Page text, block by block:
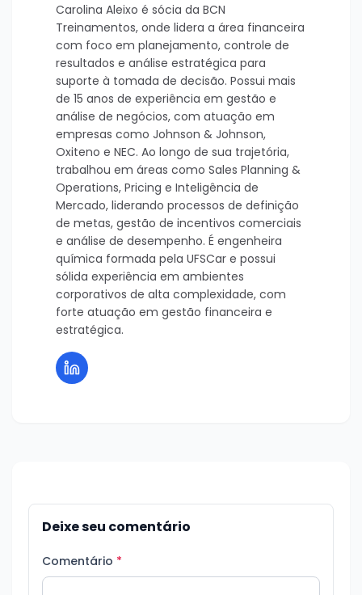
Carolina Aleixo é sócia da BCN
Treinamentos, onde lidera a área financeira
com foco em planejamento, controle de
resultados e análise estratégica para
suporte à tomada de decisão. Possui mais
de 15 anos de experiência em gestão e
análise de negócios, com atuação em
empresas como Johnson & Johnson,
Oxiteno e NEC. Ao longo de sua trajetória,
trabalhou em áreas como Sales Planning &
Operations, Pricing e Inteligência de
Mercado, liderando processos de definição
de metas, gestão de incentivos comerciais
e análise de desempenho. É engenheira
química formada pela UFSCar e possui
sólida experiência em ambientes
corporativos de alta complexidade, com
forte atuação em gestão financeira e
estratégica.
Deixe seu comentário
Comentário *